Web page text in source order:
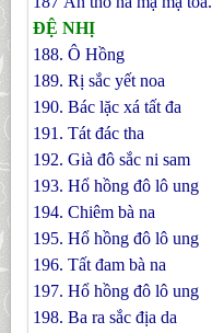
ÐỆ NHỊ
188. Ô Hồng
189. Rị sắc yết noa
190. Bác lặc xá tất đa
191. Tát đác tha
192. Già đô sắc ni sam
193. Hổ hồng đô lô ung
194. Chiêm bà na
195. Hổ hồng đô lô ung
196. Tất đam bà na
197. Hổ hồng đô lô ung
198. Ba ra sắc địa da